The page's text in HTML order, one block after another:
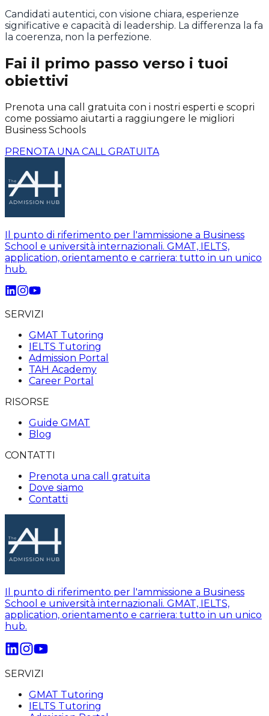
Candidati autentici, con visione chiara, esperienze
significative e capacità di leadership. La differenza la fa
la coerenza, non la perfezione.
Fai il primo passo verso i tuoi
obiettivi
Prenota una call gratuita con i nostri esperti e scopri
come possiamo aiutarti a raggiungere le migliori
Business Schools
PRENOTA UNA CALL GRATUITA
Il punto di riferimento per l'ammissione a Business
School e università internazionali. GMAT, IELTS,
application, orientamento e carriera: tutto in un unico
hub.
SERVIZI
GMAT Tutoring
IELTS Tutoring
Admission Portal
TAH Academy
Career Portal
RISORSE
Guide GMAT
Blog
CONTATTI
Prenota una call gratuita
Dove siamo
Contatti
Il punto di riferimento per l'ammissione a Business
School e università internazionali. GMAT, IELTS,
application, orientamento e carriera: tutto in un unico
hub.
SERVIZI
GMAT Tutoring
IELTS Tutoring